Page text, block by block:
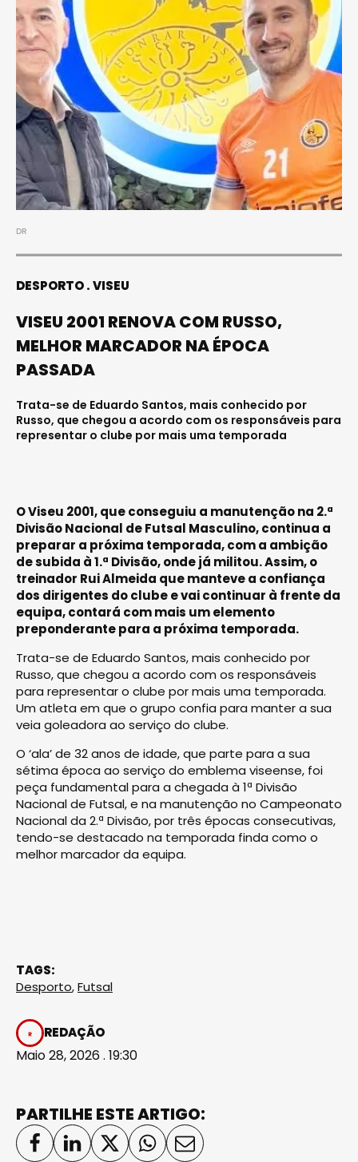
DR
DESPORTO VISEU
VISEU 2001 RENOVA COM RUSSO,
MELHOR MARCADOR NA ÉPOCA
PASSADA
Trata-se de Eduardo Santos, mais conhecido por
Russo, que chegou a acordo com os responsáveis para
representar o clube por mais uma temporada
O Viseu 2001, que conseguiu a manutenção na 2.ª
Divisão Nacional de Futsal Masculino, continua a
preparar a próxima temporada, com a ambição
de subida à 1.ª Divisão, onde já militou. Assim, o
treinador Rui Almeida que manteve a confiança
dos dirigentes do clube e vai continuar à frente da
equipa, contará com mais um elemento
preponderante para a próxima temporada.
Trata-se de Eduardo Santos, mais conhecido por
Russo, que chegou a acordo com os responsáveis
para representar o clube por mais uma temporada.
Um atleta em que o grupo confia para manter a sua
veia goleadora ao serviço do clube.
O ‘ala’ de 32 anos de idade, que parte para a sua
sétima época ao serviço do emblema viseense, foi
peça fundamental para a chegada à 1ª Divisão
Nacional de Futsal, e na manutenção no Campeonato
Nacional da 2.ª Divisão, por três épocas consecutivas,
tendo-se destaca­do na temporada finda como o
melhor marcador da equipa.
TAGS:
Desporto,Futsal
REDAÇÃO
Maio 28, 2026 . 19:30
PARTILHE ESTE ARTIGO: